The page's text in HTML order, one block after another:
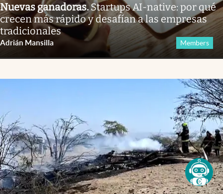
Nuevas ganadoras.Startups AI-native: por qué
crecen más rápido y desafían a las empresas
tradicionales
Adrián Mansilla Members